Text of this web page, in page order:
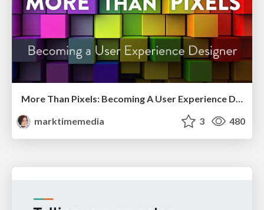
More Than Pixels: Becoming A User Experience Designer
marktimemedia
3 480